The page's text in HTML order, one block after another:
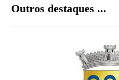
Outros destaques ...